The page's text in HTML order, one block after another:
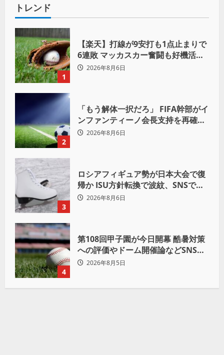
トレンド
1
【楽天】打線が9安打も1点止まりで
6連敗 マッカスカー奮闘も好機活か
せず借金「22」
2026年8月6日
2
「もう解体一択だろ」 FIFA幹部がイ
ンファンティーノ会長支持を再確認
も 批判収まらず
2026年8月6日
3
ロシアフィギュア勢が日本大会で復
帰か ISU方針転換で波紋、SNSでは
賛否両論
2026年8月6日
4
第108回甲子園が今日開幕 酷暑対策
への評価やドーム開催論などSNSで
議論も
2026年8月5日